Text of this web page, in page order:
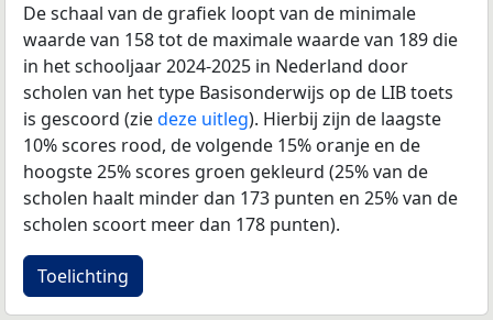
De schaal van de grafiek loopt van de minimale
waarde van 158 tot de maximale waarde van 189 die
in het schooljaar 2024-2025 in Nederland door
scholen van het type Basisonderwijs op de LIB toets
is gescoord (ziedeze uitleg). Hierbij zijn de laagste
10% scores rood, de volgende 15% oranje en de
hoogste 25% scores groen gekleurd (25% van de
scholen haalt minder dan 173 punten en 25% van de
scholen scoort meer dan 178 punten).
Toelichting